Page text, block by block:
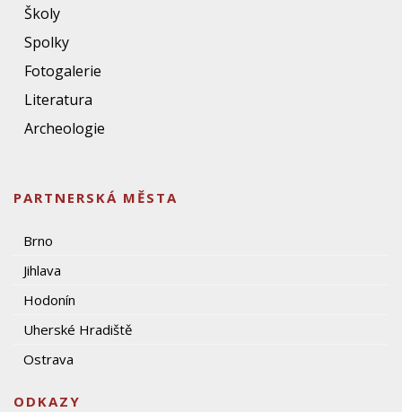
Školy
Spolky
Fotogalerie
Literatura
Archeologie
PARTNERSKÁ MĚSTA
Brno
Jihlava
Hodonín
Uherské Hradiště
Ostrava
ODKAZY